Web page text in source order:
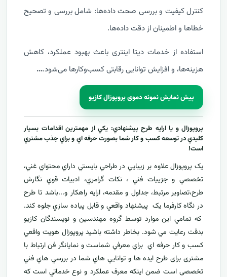
کنترل کیفیت و بررسی صحت داده‌ها: شامل بررسی و تصحیح
خطاها و اطمینان از دقت داده‌ها.
استفاده از خدمات دیتا اینتری باعث بهبود عملکرد، کاهش
هزینه‌ها، و افزایش توانایی رقابتی کسب‌وکارها می‌شود....
پیش نمایش نمونه دموی پروپوزال کازیو
پروپوزال و يا ارايه طرح پيشنهادي: يکي از مهمترين اقدامات بسيار
کليدي در توسعه کسب و کار شما بصورت حرفه اي و براي جذب مشتري
است!
يک پروپوزال علاوه بر زيبايي در طراحي بايستي داراي محتواي غني،
تخصصي و جزييات فني ، نکات گرامري، ادبيات قوي نگارش
طرح،تصاوير مرتبط، جداول و مقدمه، ارایه راهکار و...باشد تا طرح
در نگاه کارفرما يک پيشنهاد واقعي و قابل پياده سازي جلوه کند.
که تمامي اين موارد توسط گروه مهندسين و نويسندگان کازيو
بدقت رعايت مي شود. بخاطر داشته باشيد پروپوزال هويت واقعي
کسب و کار حرفه اي براي معرفيشماست و نمایانگر فن ارتباط با
مشتری برای طرح ايده ها و توانايي هاي شما در بررسي هاي فني
تخصصی است ضمن اینکه معرف عملکرد و نوع خدماتي است که